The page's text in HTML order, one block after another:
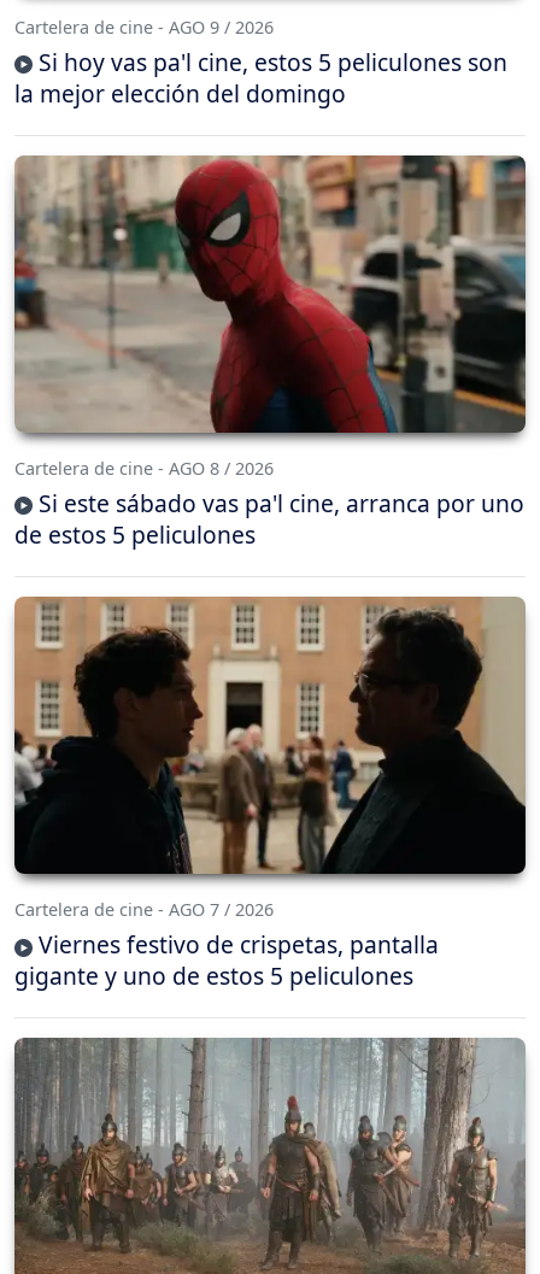
Cartelera de cine - AGO 9 / 2026
Si hoy vas pa'l cine, estos 5 peliculones son
la mejor elección del domingo
Cartelera de cine - AGO 8 / 2026
Si este sábado vas pa'l cine, arranca por uno
de estos 5 peliculones
Cartelera de cine - AGO 7 / 2026
Viernes festivo de crispetas, pantalla
gigante y uno de estos 5 peliculones